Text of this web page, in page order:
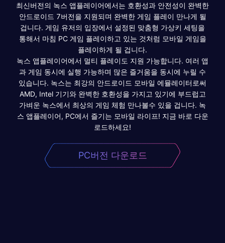
최신버전의 녹스 앱플레이어에서는 호환성과 안전성이 완벽한
안드로이드 7버전을 지원되며 완벽한 게임 플레이 만나게 될
겁니다. 게임 유저의 입장에서 설정된 맞춤형 가상키 세팅을
통해서 마침 PC 게임 플레이하고 있는 것처럼 모바일 게임을
플레이하게 될 겁니다.
녹스 앱플레이어에서 멀티 플레이도 지원 가능합니다. 여러 앱
과 게임 동시에 실행 가능하며 많은 즐거움을 동시에 누릴 수
있습니다. 녹스는 최강의 안드로이드 모바일 에뮬레이터로써
AMD, Intel 기기와 완벽한 호환성을 가지고 있기에 부드럽고
가벼운 녹스에서 최상의 게임 체험 만나볼수 있을 겁니다. 녹
스 앱플레이어, PC에서 즐기는 모바일 라이프! 지금 바로 다운
로드하세요!
PC버전 다운로드